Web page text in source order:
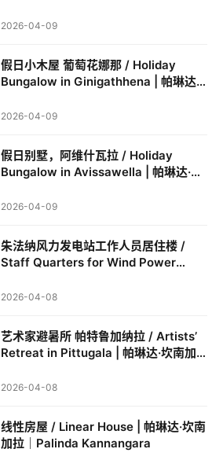
注册
2026-04-09
假日小木屋 葡萄花娜那 / Holiday
Bungalow in Ginigathhena | 帕琳达·
2026-04-09
假日别墅，阿维什瓦拉 / Holiday
Bungalow in Avissawella | 帕琳达·坎
2026-04-09
朱法纳风力发电站工作人员居住楼 /
Staff Quarters for Wind Power
Palinda Kannangara
2026-04-08
艺术家避暑所 帕特鲁加纳拉 / Artists’
Retreat in Pittugala | 帕琳达·坎南加
2026-04-08
线性房屋 / Linear House | 帕琳达·坎南
加拉｜Palinda Kannangara